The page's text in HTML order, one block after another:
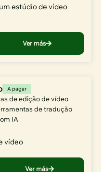
estúdio de vídeo
Ver más
A pagar
de edição de vídeo
de tradução
IA
vídeo
Ver más